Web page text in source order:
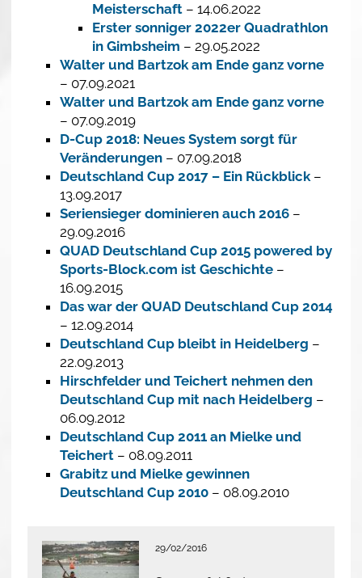
Meisterschaft– 14.06.2022
Erster sonniger 2022er Quadrathlon
in Gimbsheim – 29.05.2022
Walter und Bartzok am Ende ganz vorne
– 07.09.2021
Walter und Bartzok am Ende ganz vorne
– 07.09.2019
D-Cup 2018: Neues System sorgt für
Veränderungen– 07.09.2018
Deutschland Cup 2017 – Ein Rückblick–
13.09.2017
Seriensieger dominieren auch 2016–
29.09.2016
QUAD Deutschland Cup 2015 powered by
Sports-Block.com ist Geschichte–
16.09.2015
Das war der QUAD Deutschland Cup 2014
– 12.09.2014
Deutschland Cup bleibt in Heidelberg –
22.09.2013
Hirschfelder und Teichert nehmen den
Deutschland Cup mit nach Heidelberg –
06.09.2012
Deutschland Cup 2011 an Mielke und
Teichert– 08.09.2011
Grabitz und Mielke gewinnen
Deutschland Cup 2010– 08.09.2010
29/02/2016